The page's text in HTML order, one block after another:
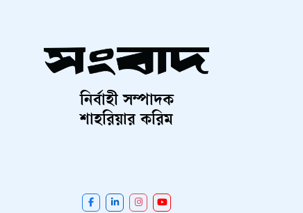
নির্বাহী সম্পাদক
শাহরিয়ার করিম